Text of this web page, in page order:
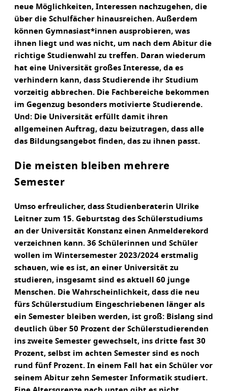
neue Möglichkeiten, Interessen nachzugehen, die
über die Schulfächer hinausreichen. Außerdem
können Gymnasiast*innen ausprobieren, was
ihnen liegt und was nicht, um nach dem Abitur die
richtige Studienwahl zu treffen. Daran wiederum
hat eine Universität großes Interesse, da es
verhindern kann, dass Studierende ihr Studium
vorzeitig abbrechen. Die Fachbereiche bekommen
im Gegenzug besonders motivierte Studierende.
Und: Die Universität erfüllt damit ihren
allgemeinen Auftrag, dazu beizutragen, dass alle
das Bildungsangebot finden, das zu ihnen passt.
Die meisten bleiben mehrere
Semester
Umso erfreulicher, dass Studienberaterin Ulrike
Leitner zum 15. Geburtstag des Schülerstudiums
an der Universität Konstanz einen Anmelderekord
verzeichnen kann. 36 Schülerinnen und Schüler
wollen im Wintersemester 2023/2024 erstmalig
schauen, wie es ist, an einer Universität zu
studieren, insgesamt sind es aktuell 60 junge
Menschen. Die Wahrscheinlichkeit, dass die neu
fürs Schülerstudium Eingeschriebenen länger als
ein Semester bleiben werden, ist groß: Bislang sind
deutlich über 50 Prozent der Schülerstudierenden
ins zweite Semester gewechselt, ins dritte fast 30
Prozent, selbst im achten Semester sind es noch
rund fünf Prozent. In einem Fall hat ein Schüler vor
seinem Abitur zehn Semester Informatik studiert.